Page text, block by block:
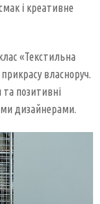
і креативне
«Текстильна
власноруч.
позитивні
дизайнерами.